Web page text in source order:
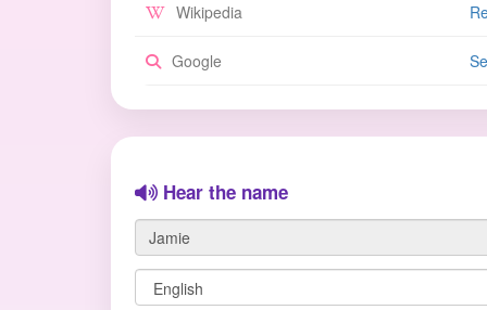
Wikipedia
Google
Hear the name